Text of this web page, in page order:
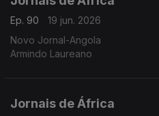
Ep. 90
19 jun. 2026
Novo Jornal-Angola
Armindo Laureano
Jornais de África